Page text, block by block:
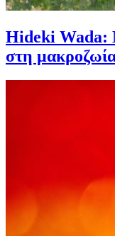
Hideki Wada:
στη